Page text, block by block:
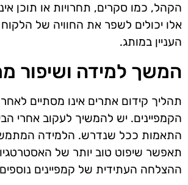
הקהל, כמו סקרים, תחרויות או תוכן
אלו יכולים לשפר את החוויה של
העניין במותג.
המשך למידה ושיפור
תהליך קידום אתרים אינו מסתיים
הקמפיינים. יש להמשיך לעקוב אחרי
התאמות ככל שנדרש. הלמידה
תאפשר שיפוט טוב יותר של
ההצלחה העתידית של קמפיינים